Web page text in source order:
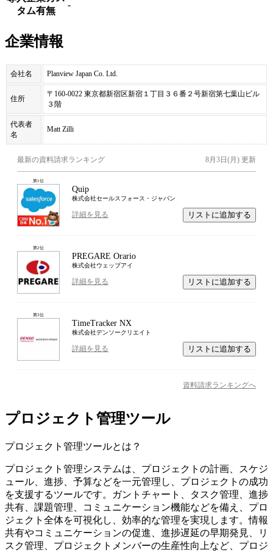
タム有無
-
企業情報
会社名 Planview Japan Co. Ltd.
住所
〒160-0022 東京都新宿区新宿１丁目３６番２号新宿第七葉山ビル
３階
代表者
名
Matt Zilli
最新の資料請求ランキング 8月3日(月) 更新
第1位
Quip
株式会社セールスフォース・ジャパン
詳細を見る リストに追加する
第2位
PREGARE Orario
株式会社ウェッブアイ
詳細を見る リストに追加する
第3位
TimeTracker NX
株式会社デンソークリエイト
詳細を見る リストに追加する
資料請求ランキングへ
プロジェクト管理ツール
プロジェクト管理ツールとは？
プロジェクト管理システムは、プロジェクトの計画、スケジ
ュール、進捗、予算などを一元管理し、プロジェクトの成功
を支援するツールです。ガントチャート、タスク管理、進捗
共有、課題管理、コミュニケーション機能などを備え、プロ
ジェクト全体を可視化し、効率的な管理を実現します。情報
共有やコミュニケーションの促進、進捗遅延の早期発見、リ
スク管理、プロジェクトメンバーの生産性向上など、プロジ